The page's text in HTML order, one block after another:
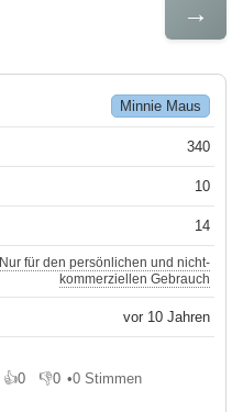
→
Minnie Maus
340
10
14
Nur für den persönlichen und nicht-
kommerziellen Gebrauch
vor 10 Jahren
👍0
Gefällt mir
👎0
Gefällt mir nicht
•0 Stimmen